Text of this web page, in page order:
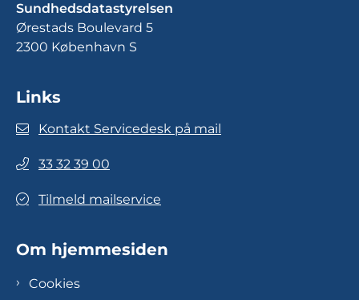
Sundhedsdatastyrelsen
Ørestads Boulevard 5
2300 København S
Links
Kontakt Servicedesk på mail
33 32 39 00
Tilmeld mailservice
Om hjemmesiden
Cookies